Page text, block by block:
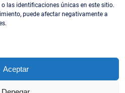
las identificaciones únicas en este sitio.
puede afectar negativamente a
Aceptar
y condiciones
con consotros